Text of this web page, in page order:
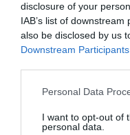
disclosure of your
IAB’s list of
also be disclosed by us
Downstream Participants
Please note that this
not limited to your visit
grant or deny consent
Personal Data
I want to opt-out of
personal data.